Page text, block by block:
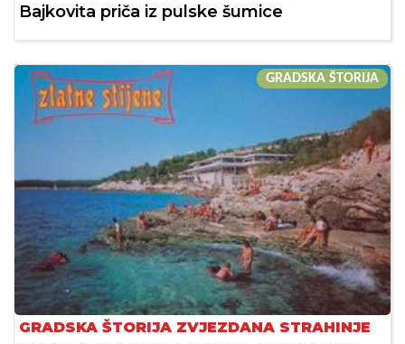
Bajkovita priča iz pulske šumice
GRADSKA ŠTORIJA
GRADSKA ŠTORIJA ZVJEZDANA STRAHINJE